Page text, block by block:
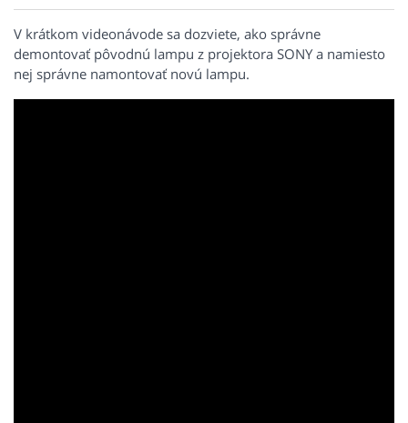
V krátkom videonávode sa dozviete, ako správne
demontovať pôvodnú lampu z projektora SONY a namiesto
nej správne namontovať novú lampu.